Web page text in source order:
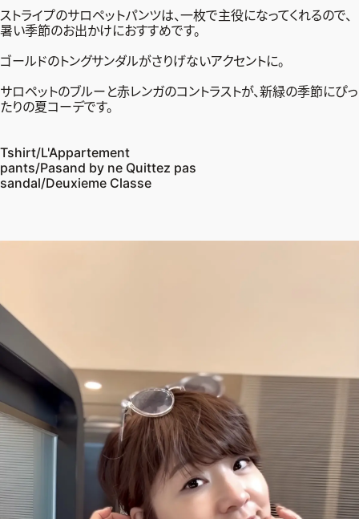
ストライプのサロペットパンツは、一枚で主役になってくれるので、
暑い季節のお出かけにおすすめです。
ゴールドのトングサンダルがさりげないアクセントに。
サロペットのブルーと赤レンガのコントラストが、新緑の季節にぴっ
たりの夏コーデです。
Tshirt/L'Appartement
pants/Pasand by ne Quittez pas
sandal/Deuxieme Classe